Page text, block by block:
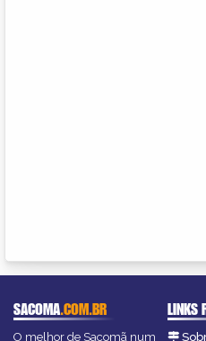
SACOMA.COM.BR
O melhor de Sacomã num
LINKS